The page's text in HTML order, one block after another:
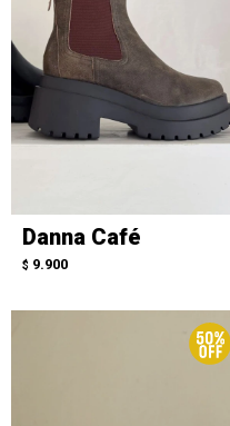
Danna Café
$ 9.900